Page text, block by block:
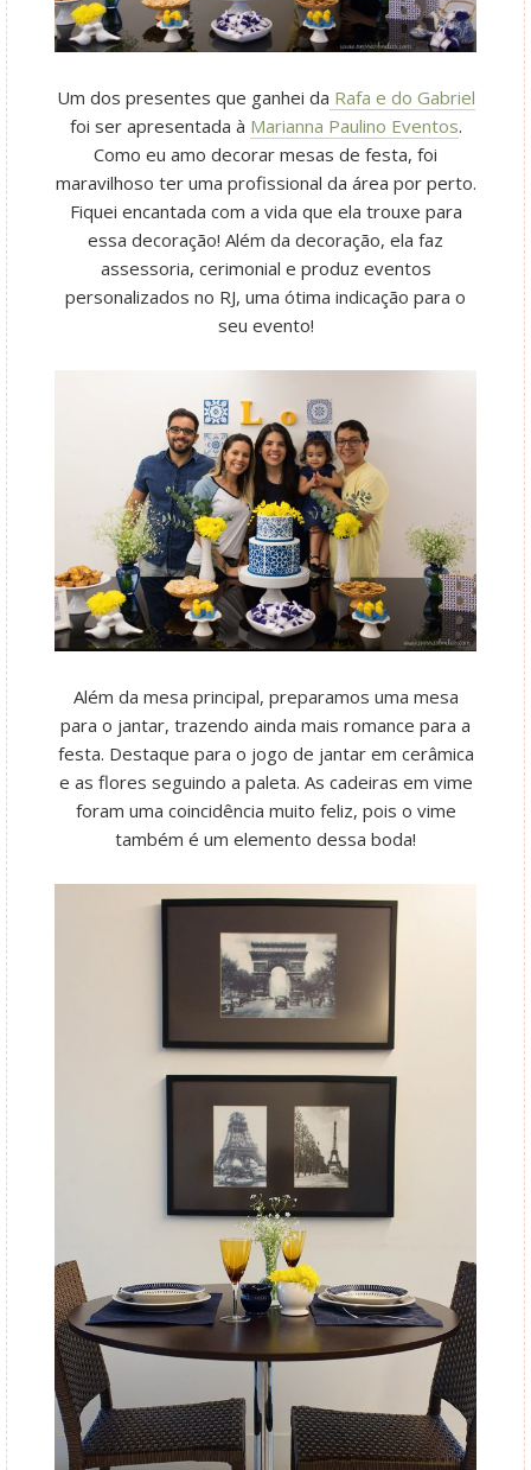
Um dos presentes que ganhei da Rafa e do Gabriel
foi ser apresentada à Marianna Paulino Eventos.
Como eu amo decorar mesas de festa, foi
maravilhoso ter uma profissional da área por perto.
Fiquei encantada com a vida que ela trouxe para
essa decoração! Além da decoração, ela faz
assessoria, cerimonial e produz eventos
personalizados no RJ, uma ótima indicação para o
seu evento!
Além da mesa principal, preparamos uma mesa
para o jantar, trazendo ainda mais romance para a
festa. Destaque para o jogo de jantar em cerâmica
e as flores seguindo a paleta. As cadeiras em vime
foram uma coincidência muito feliz, pois o vime
também é um elemento dessa boda!